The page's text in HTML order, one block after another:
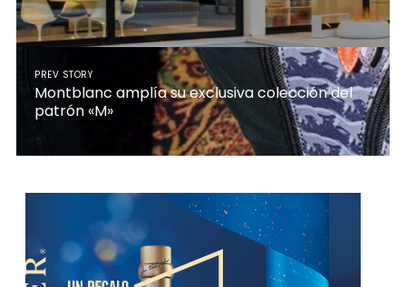
PREV STORY
Montblanc amplía su exclusiva colección del
patrón «M»